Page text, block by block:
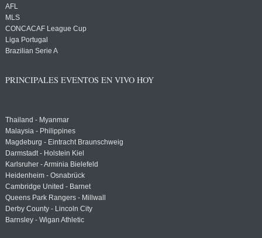
AFL
MLS
CONCACAF League Cup
Liga Portugal
Brazilian Serie A
PRINCIPALES EVENTOS EN VIVO HOY
Thailand - Myanmar
Malaysia - Philippines
Magdeburg - Eintracht Braunschweig
Darmstadt - Holstein Kiel
Karlsruher - Arminia Bielefeld
Heidenheim - Osnabrück
Cambridge United - Barnet
Queens Park Rangers - Millwall
Derby County - Lincoln City
Barnsley - Wigan Athletic